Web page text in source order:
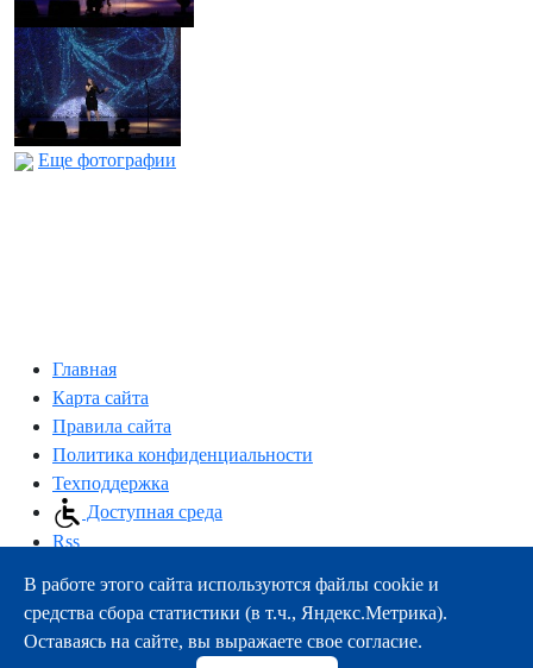
Еще фотографии
Главная
Карта сайта
Правила сайта
Политика конфиденциальности
Техподдержка
Доступная среда
Rss
163000, г.Архангельск, пр-т Троицкий, 51
тел.:+7 (8182) 21-11-63
e-mail:info@nsmu.ru
В работе этого сайта используются файлы cookie и
средства сбора статистики (в т.ч., Яндекс.Метрика).
Оставаясь на сайте, вы выражаете свое согласие.